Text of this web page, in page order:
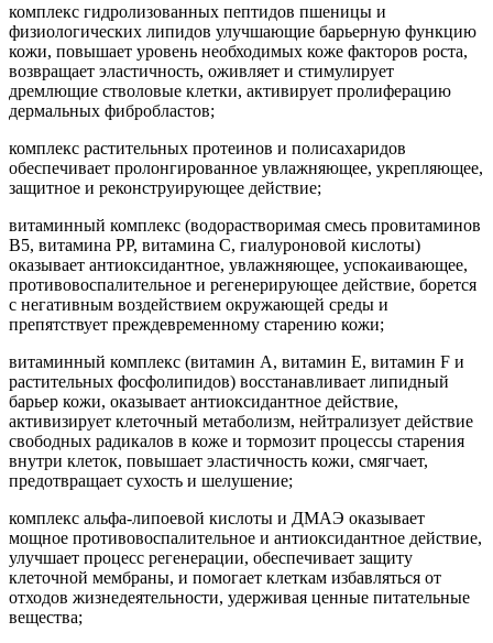
комплекс гидролизованных пептидов пшеницы и
физиологических липидов улучшающие барьерную функцию
кожи, повышает уровень необходимых коже факторов роста,
возвращает эластичность, оживляет и стимулирует
дремлющие стволовые клетки, активирует пролиферацию
дермальных фибробластов;
комплекс растительных протеинов и полисахаридов
обеспечивает пролонгированное увлажняющее, укрепляющее,
защитное и реконструирующее действие;
витаминный комплекс (водорастворимая смесь провитаминов
В5, витамина РР, витамина С, гиалуроновой кислоты)
оказывает антиоксидантное, увлажняющее, успокаивающее,
противовоспалительное и регенерирующее действие, борется
с негативным воздействием окружающей среды и
препятствует преждевременному старению кожи;
витаминный комплекс (витамин А, витамин Е, витамин F и
растительных фосфолипидов) восстанавливает липидный
барьер кожи, оказывает антиоксидантное действие,
активизирует клеточный метаболизм, нейтрализует действие
свободных радикалов в коже и тормозит процессы старения
внутри клеток, повышает эластичность кожи, смягчает,
предотвращает сухость и шелушение;
комплекс альфа-липоевой кислоты и ДМАЭ оказывает
мощное противовоспалительное и антиоксидантное действие,
улучшает процесс регенерации, обеспечивает защиту
клеточной мембраны, и помогает клеткам избавляться от
отходов жизнедеятельности, удерживая ценные питательные
вещества;